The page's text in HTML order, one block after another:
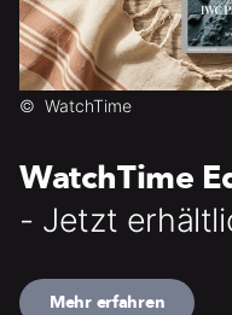
© WatchTime
WatchTime
- Jetzt
Mehr erfahren